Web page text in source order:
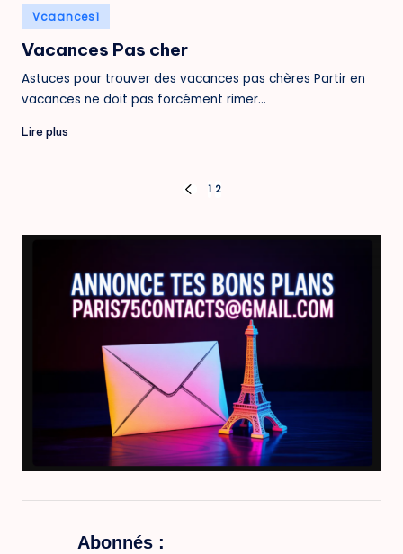
Posted
in
Vcaances1
Vacances Pas cher
Astuces pour trouver des vacances pas chères Partir en
vacances ne doit pas forcément rimer…
Lire plus
des
publications
PREVIOUS
1 2
Abonnés :